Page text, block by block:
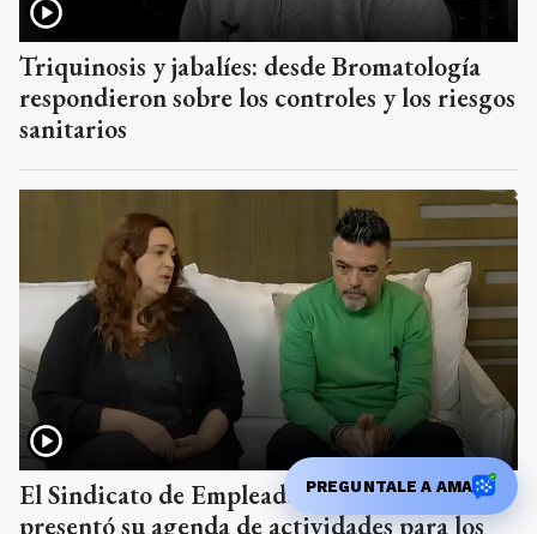
Triquinosis y jabalíes: desde Bromatología
respondieron sobre los controles y los riesgos
sanitarios
El Sindicato de Empleados de Comercio
presentó su agenda de actividades para los
PREGUNTALE A AMA